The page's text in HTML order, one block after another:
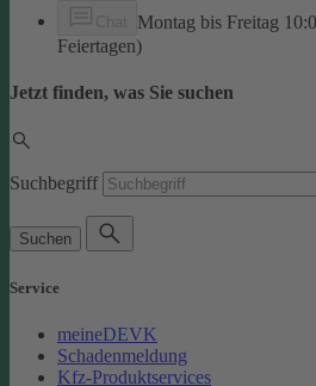
Montag bis Freitag
Feiertagen)
Jetzt finden, was Sie suchen
Suchbegriff
Suchen
Service
meineDEVK
Schadenmeldung
Kfz-Produktservices